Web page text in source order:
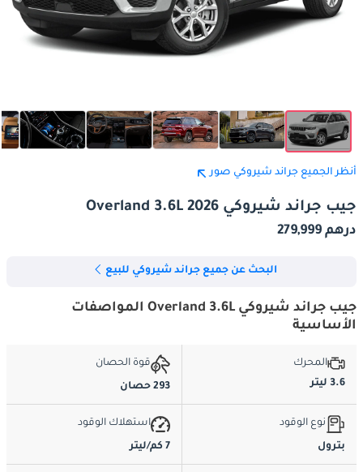
أنظر الجميع جراند شيروكي صور
جيب جراند شيروكي Overland 3.6L 2026
درهم 279,999
البحث عن جميع جراند شيروكي للبيع
جيب جراند شيروكي Overland 3.6L المواصفات
الأساسية
المحرك
3.6 ليتر
قوة الحصان
293 حصان
نوع الوقود
بترول
استهلاك الوقود
7 كم/ليتر